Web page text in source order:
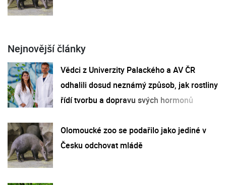
Nejnovější články
Vědci z Univerzity Palackého a AV ČR
odhalili dosud neznámý způsob, jak rostliny
řídí tvorbu a dopravu svých hormonů
Olomoucké zoo se podařilo jako jediné v
Česku odchovat mládě